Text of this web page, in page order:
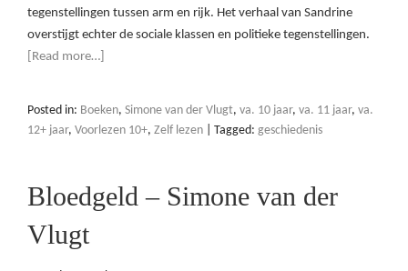
tegenstellingen tussen arm en rijk. Het verhaal van Sandrine
overstijgt echter de sociale klassen en politieke tegenstellingen.
[Read more…]
Posted in: Boeken, Simone van der Vlugt, va. 10 jaar, va. 11 jaar, va.
12+ jaar, Voorlezen 10+, Zelf lezen Tagged: geschiedenis
Bloedgeld – Simone van der
Vlugt